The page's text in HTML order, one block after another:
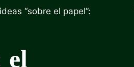
“sobre el papel”:
el